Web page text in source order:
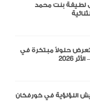
لطيفة بنت محمد
حلولاً مبتكرة في